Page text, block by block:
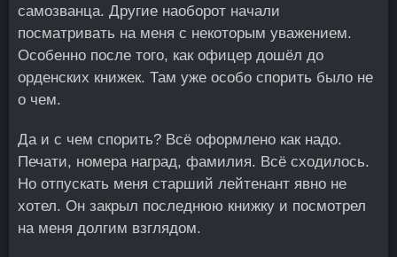
самозванца. Другие наоборот начали
посматривать на меня с некоторым уважением.
Особенно после того, как офицер дошёл до
орденских книжек. Там уже особо спорить было не
о чем.
Да и с чем спорить? Всё оформлено как надо.
Печати, номера наград, фамилия. Всё сходилось.
Но отпускать меня старший лейтенант явно не
хотел. Он закрыл последнюю книжку и посмотрел
на меня долгим взглядом.